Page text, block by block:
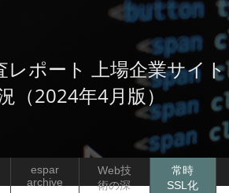
レポート 上場企業サイト
（2024年4月版）
espar
archive
Web技
術の深
常時
SSL化